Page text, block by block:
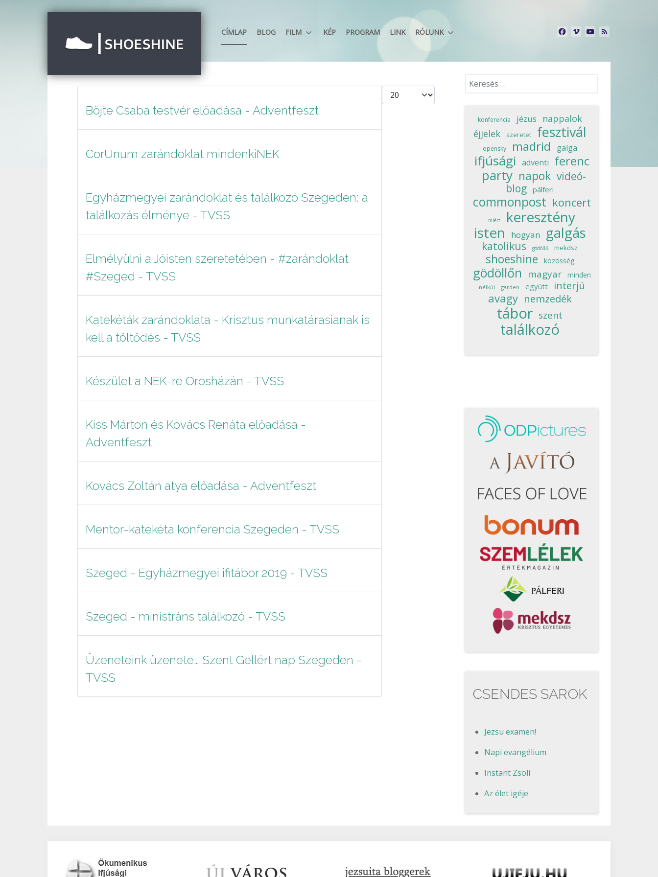
CÍMLAP BLOG FILM KÉP PROGRAM LINK RÓLUNK
Tételek #
Böjte Csaba testvér előadása - Adventfeszt
CorUnum zarándoklat mindenkiNEK
Egyházmegyei zarándoklat és találkozó Szegeden: a
találkozás élménye - TVSS
Elmélyülni a Jóisten szeretetében - #zarándoklat
#Szeged - TVSS
Katekéták zarándoklata - Krisztus munkatárasianak is
kell a töltődés - TVSS
Készület a NEK-re Orosházán - TVSS
Kiss Márton és Kovács Renáta előadása -
Adventfeszt
Kovács Zoltán atya előadása - Adventfeszt
Mentor-katekéta konferencia Szegeden - TVSS
Szeged - Egyházmegyei ifitábor 2019 - TVSS
Szeged - ministráns találkozó - TVSS
Üzeneteink üzenete… Szent Gellért nap Szegeden -
TVSS
Keresés...
konferencia jézus
nappalok
éjjelek
szeretet fesztivál
opensky madrid galga
ifjúsági adventi ferenc
party napok videó-
blog pálferi
commonpost koncert
miért
keresztény
isten
hogyan galgás
katolikus gödöllő mekdsz
shoeshine közösség
gödöllőn magyar minden
nélkül garden együtt interjú
avagy nemzedék
tábor szent
találkozó
CSENDES SAROK
Jezsu examen!
Napi evangélium
Instant Zsoli
Az élet igéje